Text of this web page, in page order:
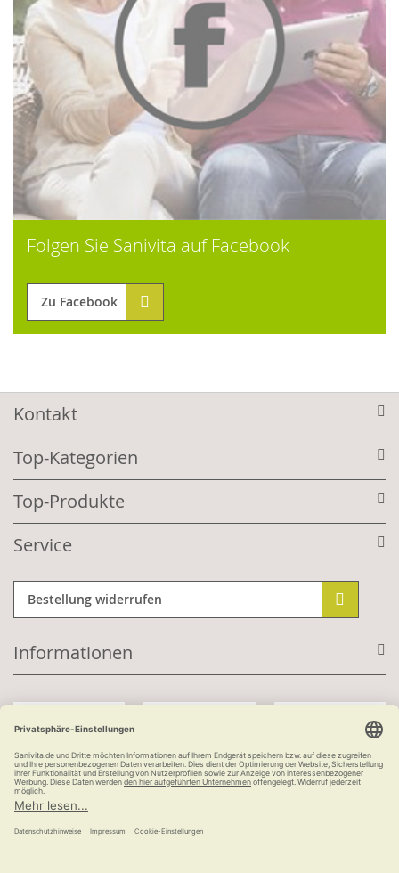
Folgen Sie Sanivita auf Facebook
Zu Facebook
Kontakt
Top-Kategorien
Top-Produkte
Service
Bestellung widerrufen
Informationen
Kauf auf Rechnung